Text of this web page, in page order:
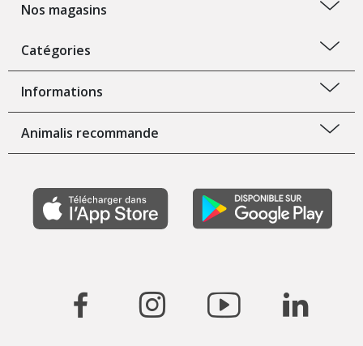
Nos magasins
Catégories
Informations
Animalis recommande